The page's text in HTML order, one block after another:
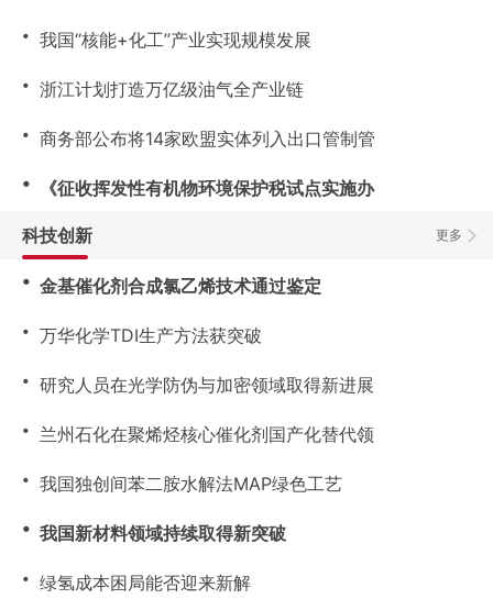
・ 我国“核能+化工”产业实现规模发展
・ 浙江计划打造万亿级油气全产业链
・ 商务部公布将14家欧盟实体列入出口管制管
・ 《征收挥发性有机物环境保护税试点实施办
更多
科技创新
・ 金基催化剂合成氯乙烯技术通过鉴定
・ 万华化学TDI生产方法获突破
・ 研究人员在光学防伪与加密领域取得新进展
・ 兰州石化在聚烯烃核心催化剂国产化替代领
・ 我国独创间苯二胺水解法MAP绿色工艺
・ 我国新材料领域持续取得新突破
・ 绿氢成本困局能否迎来新解